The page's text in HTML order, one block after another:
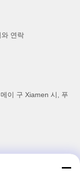
와 연락
이 구 Xiamen 시, 푸